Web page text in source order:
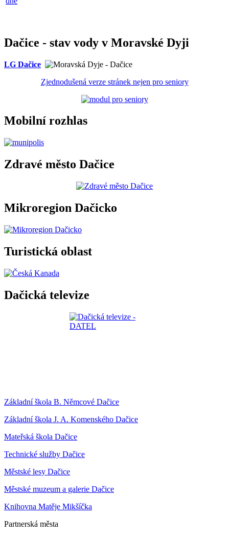
Dačice - stav vody v Moravské Dyji
LG Dačice
Zjednodušená verze stránek nejen pro seniory
Mobilní rozhlas
Zdravé město Dačice
Mikroregion Dačicko
Turistická oblast
Dačická televize
Základní škola B. Němcové Dačice
Základní škola J. A. Komenského Dačice
Mateřská škola Dačice
Technické služby Dačice
Městské lesy Dačice
Městské muzeum a galerie Dačice
Knihovna Matěje Mikšíčka
Partnerská města